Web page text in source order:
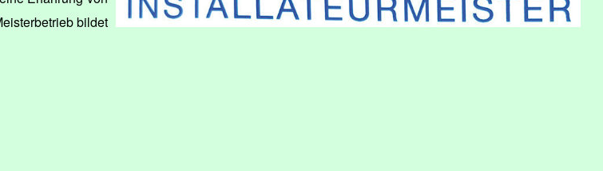
bildet